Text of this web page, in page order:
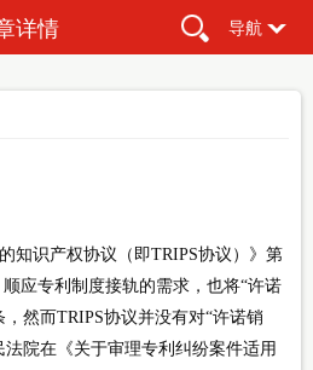
详情 导航
知识产权协议（即TRIPS协议）》第
应专利制度接轨的需求，也将“许诺
然而TRIPS协议并没有对“许诺销
院在《关于审理专利纠纷案件适用